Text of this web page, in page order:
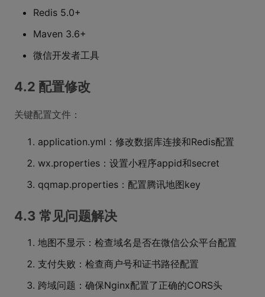
Redis 5.0+
Maven 3.6+
微信开发者工具
4.2 配置修改
关键配置文件：
application.yml：修改数据库连接和Redis配置
wx.properties：设置小程序appid和secret
qqmap.properties：配置腾讯地图key
4.3 常见问题解决
地图不显示：检查域名是否在微信公众平台配置
支付失败：检查商户号和证书路径配置
跨域问题：确保Nginx配置了正确的CORS头